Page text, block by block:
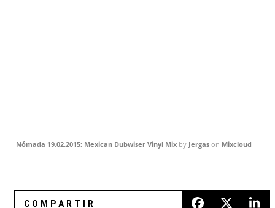
Nómada 19.02.2015: Mexican Dubwiser Vinyl Mix by Jergas on Mixcloud